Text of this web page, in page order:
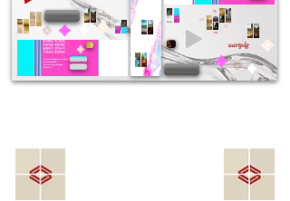
⟡
♡
^-^
~
uartplg